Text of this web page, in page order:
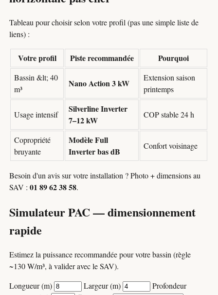
Tableau pour choisir selon votre profil (pas une simple liste de
liens) :
Votre profil Piste recommandée Pourquoi
Bassin &lt; 40
m³
Nano Action 3 kW
Extension saison
printemps
Usage intensif
Silverline Inverter
7–12 kW
COP stable 24 h
Copropriété
bruyante
Modèle Full
Inverter bas dB
Confort voisinage
Besoin d'un avis sur votre installation ? Photo + dimensions au
SAV :01 89 62 38 58.
Simulateur PAC — dimensionnement
rapide
Estimez la puissance recommandée pour votre bassin (règle
~130 W/m³, à valider avec le SAV).
Longueur (m)
Largeur (m)
Profondeur